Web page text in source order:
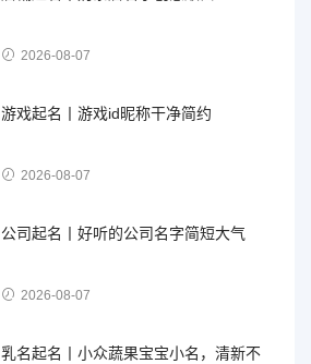
2026-08-07
游戏起名丨游戏id昵称干净简约
2026-08-07
公司起名丨好听的公司名字简短大气
2026-08-07
乳名起名丨小众蔬果宝宝小名，清新不